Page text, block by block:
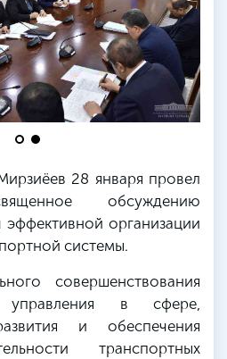
28 января провел
обсуждению
эффективной организации
системы.
совершенствования
управления в сфере,
и обеспечения
транспортных